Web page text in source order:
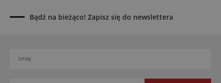
Kverneland Tersus 4000: trzy nowe kosiarki
bijakowe
02.08.2026
Bądź na bieżąco! Zapisz się do newslettera